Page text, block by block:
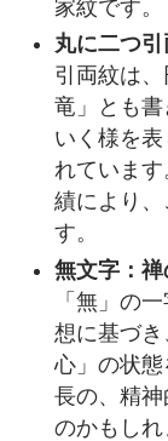
家紋です。
丸に二つ
引両紋は、
竜」とも
いく様を
れていま
績により
す。
無文字：
「無」の
想に基づ
心」の状
長の、精
のかもしれ